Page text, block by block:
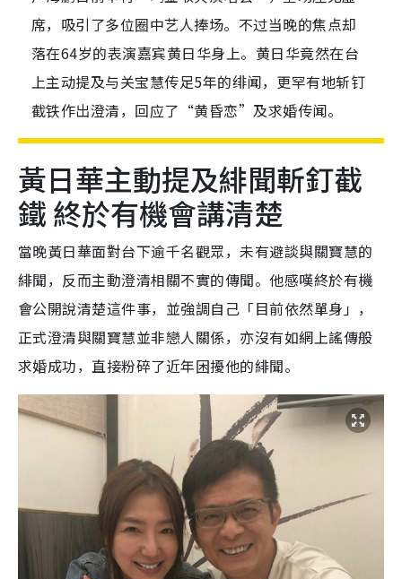
席，吸引了多位圈中艺人捧场。不过当晚的焦点却
落在64岁的表演嘉宾黄日华身上。黄日华竟然在台
上主动提及与关宝慧传足5年的绯闻，更罕有地斩钉
截铁作出澄清，回应了“黄昏恋”及求婚传闻。
黃日華主動提及緋聞斬釘截
鐵 終於有機會講清楚
當晚黃日華面對台下逾千名觀眾，未有避談與關寶慧的
緋聞，反而主動澄清相關不實的傳聞。他感嘆終於有機
會公開說清楚這件事，並強調自己「目前依然單身」，
正式澄清與關寶慧並非戀人關係，亦沒有如網上謠傳般
求婚成功，直接粉碎了近年困擾他的緋聞。